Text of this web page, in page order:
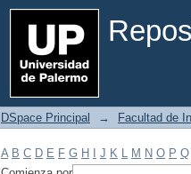
Filtrar por: Materia
DSpace Principal → Facultad de
A B C D E F G H J K L M N O P Q